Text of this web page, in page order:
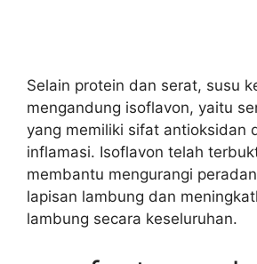
Selain protein dan serat, susu
mengandung isoflavon, yaitu
yang memiliki sifat antioksidan
inflamasi. Isoflavon telah
membantu mengurangi
lapisan lambung dan
lambung secara keseluruhan.